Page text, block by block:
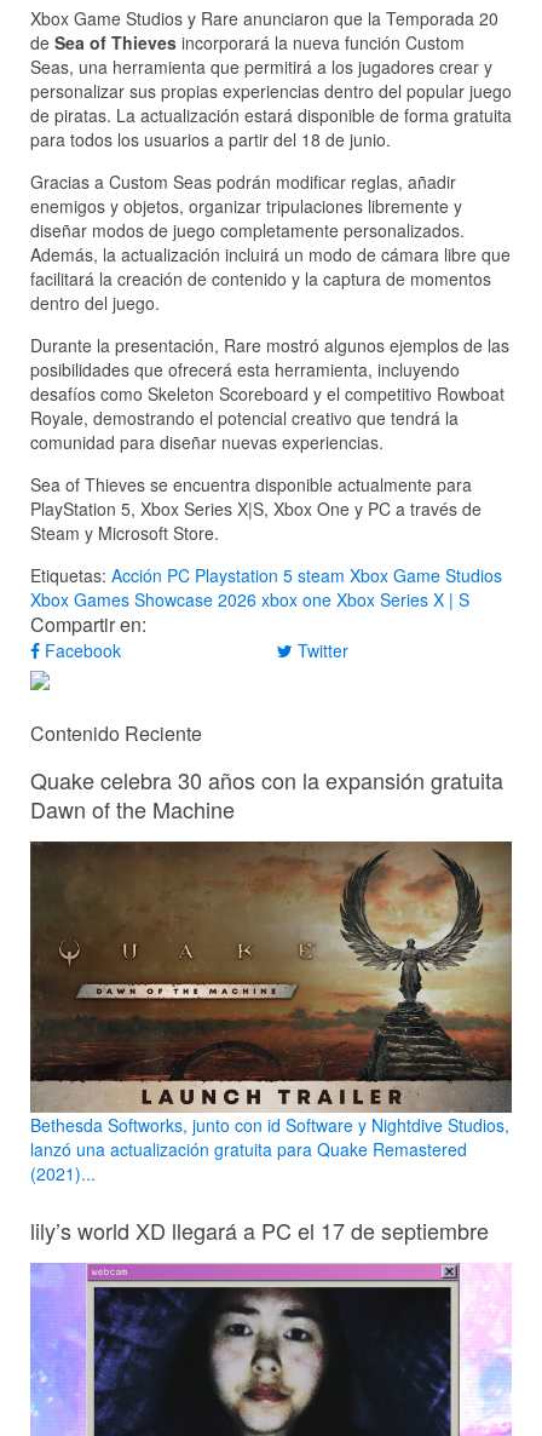
Xbox Game Studios y Rare anunciaron que la Temporada 20
de Sea of Thieves incorporará la nueva función Custom
Seas, una herramienta que permitirá a los jugadores crear y
personalizar sus propias experiencias dentro del popular juego
de piratas. La actualización estará disponible de forma gratuita
para todos los usuarios a partir del 18 de junio.
Gracias a Custom Seas podrán modificar reglas, añadir
enemigos y objetos, organizar tripulaciones libremente y
diseñar modos de juego completamente personalizados.
Además, la actualización incluirá un modo de cámara libre que
facilitará la creación de contenido y la captura de momentos
dentro del juego.
Durante la presentación, Rare mostró algunos ejemplos de las
posibilidades que ofrecerá esta herramienta, incluyendo
desafíos como Skeleton Scoreboard y el competitivo Rowboat
Royale, demostrando el potencial creativo que tendrá la
comunidad para diseñar nuevas experiencias.
Sea of Thieves se encuentra disponible actualmente para
PlayStation 5, Xbox Series X|S, Xbox One y PC a través de
Steam y Microsoft Store.
Etiquetas: Acción PC Playstation 5 steam Xbox Game Studios
Xbox Games Showcase 2026 xbox one Xbox Series X | S
Compartir en:
Facebook Twitter
Contenido Reciente
Quake celebra 30 años con la expansión gratuita
Dawn of the Machine
Bethesda Softworks, junto con id Software y Nightdive Studios,
lanzó una actualización gratuita para Quake Remastered
(2021)...
lily’s world XD llegará a PC el 17 de septiembre